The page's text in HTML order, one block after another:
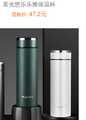
富光悠乐乐雅保温杯
团购价47.2元